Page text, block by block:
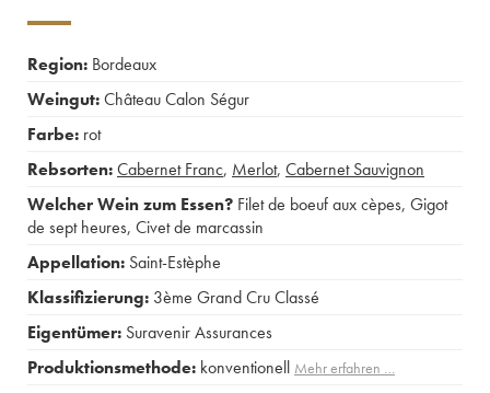
Region: Bordeaux
Weingut:Château Calon Ségur
Farbe: rot
Rebsorten:Cabernet Franc, Merlot, Cabernet Sauvignon
Welcher Wein zum Essen? Filet de boeuf aux cèpes, Gigot
de sept heures, Civet de marcassin
Appellation: Saint-Estèphe
Klassifizierung: 3ème Grand Cru Classé
Eigentümer: Suravenir Assurances
Produktionsmethode: konventionell Mehr erfahren …